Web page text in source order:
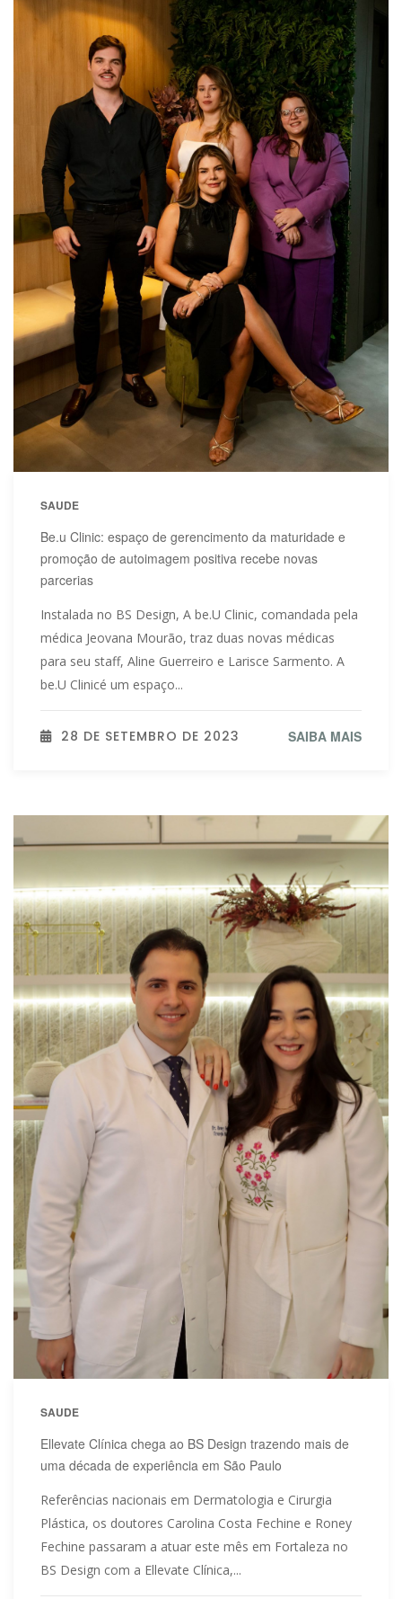
SAUDE
Be.u Clinic: espaço de gerencimento da maturidade e
promoção de autoimagem positiva recebe novas
parcerias
Instalada no BS Design, A be.U Clinic, comandada pela
médica Jeovana Mourão, traz duas novas médicas
para seu staff, Aline Guerreiro e Larisce Sarmento. A
be.U Clinicé um espaço...
28 DE SETEMBRO DE 2023 SAIBA MAIS
SAUDE
Ellevate Clínica chega ao BS Design trazendo mais de
uma década de experiência em São Paulo
Referências nacionais em Dermatologia e Cirurgia
Plástica, os doutores Carolina Costa Fechine e Roney
Fechine passaram a atuar este mês em Fortaleza no
BS Design com a Ellevate Clínica,...